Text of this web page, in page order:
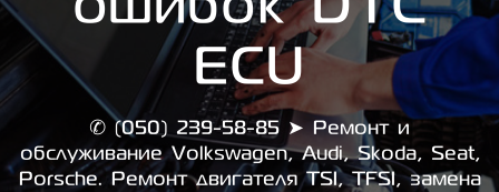
ECU
✆ (050) 239-58-85 ➤ Ремонт и
обслуживание Volkswagen, Audi, Skoda, Seat,
Porsche. Ремонт двигателя TSI, TFSI, замена